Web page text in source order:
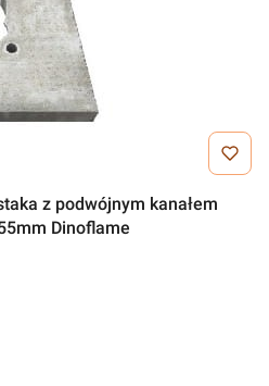
z podwójnym kanałem
Dinoflame